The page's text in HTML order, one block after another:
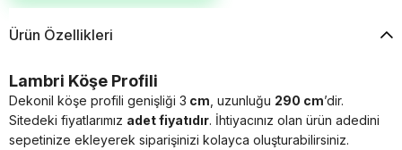
Ürün Özellikleri
Lambri Köşe Profili
Dekonil köşe profili genişliği 3 cm , uzunluğu 290 cm’dir.
Sitedeki fiyatlarımız adet fiyatıdır. İhtiyacınız olan ürün adedini
sepetinize ekleyerek siparişinizi kolayca oluşturabilirsiniz.